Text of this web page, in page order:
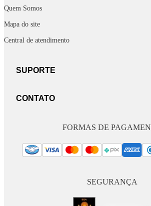
Quem Somos
Mapa do site
Central de atendimento
SUPORTE
CONTATO
FORMAS DE
SEGURANÇA